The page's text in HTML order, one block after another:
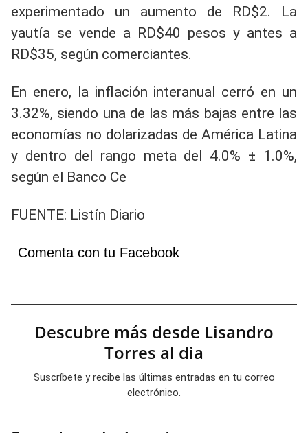
experimentado un aumento de RD$2. La
yautía se vende a RD$40 pesos y antes a
RD$35, según comerciantes.
En enero, la inflación interanual cerró en un
3.32%, siendo una de las más bajas entre las
economías no dolarizadas de América Latina
y dentro del rango meta del 4.0% ± 1.0%,
según el Banco Ce
FUENTE: Listín Diario
Comenta con tu Facebook
Descubre más desde Lisandro
Torres al dia
Suscríbete y recibe las últimas entradas en tu correo
electrónico.